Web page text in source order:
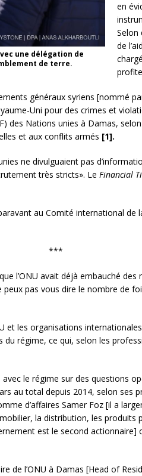
une délégation de
de terre.
en
Selon
de
généraux syriens [nommé
Uni pour des crimes et
des Nations unies à Damas,
et aux conflits armés [1].
ne divulguaient pas
très stricts». Le Financial
au Comité international de
***
l’ONU avait déjà embauché
pas vous dire le nombre de
et les organisations
régime, ce qui, selon les
le régime sur des questions
au total depuis 2014, selon ses
d’affaires Samer Foz [il a
la distribution, les
est le second
de l’ONU à Damas [Head of